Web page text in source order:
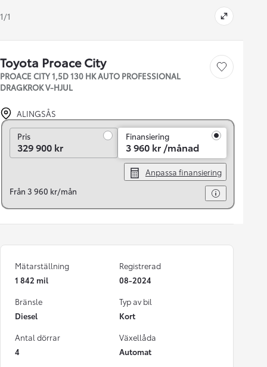
1/1
Toyota Proace City
PROACE CITY 1,5D 130 HK AUTO PROFESSIONAL
DRAGKROK V-HJUL
Save car
ALINGSÅS
PrisPris
329 900 kr
Finansiering
3 960 kr /månad
Anpassa finansiering
Från 3 960 kr/mån
Mätarställning
1 842 mil
Registrerad
08-2024
Bränsle
Diesel
Typ av bil
Kort
Antal dörrar
4
Växellåda
Automat